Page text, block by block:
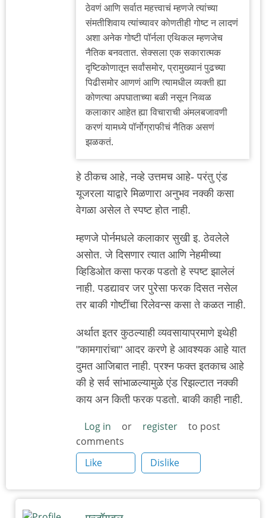
ठेवणं आणि सर्वात महत्त्वाचं म्हणजे त्यांच्या
संमतीशिवाय त्यांच्यावर कोणतीही गोष्ट न लादणं
अशा अनेक गोष्टी पॉर्नला एथिकल म्हणजेच
नैतिक बनवतात. सेक्सला एक सकारात्मक
दृष्टिकोणातून सर्वांसमोर, प्रामुख्यानं पुढच्या
पिढीसमोर आणणं आणि त्यामधील व्यक्ती ह्या
कोणत्या अपघाताच्या बळी नसून निव्वळ
कलाकार आहेत ह्या विचाराची अंमलबजावणी
करणं यामध्ये पॉर्नोग्राफीचं नैतिक असणं
झळकतं.
हे ठीकच आहे, नव्हे उत्तमच आहे- परंतु एंड
यूजरला याद्वारे मिळणारा अनुभव नक्की कसा
वेगळा असेल ते स्पष्ट होत नाही.
म्हणजे पोर्नमधले कलाकार सुखी इ. ठेवलेले
असोत. जे दिसणार त्यात आणि नेहमीच्या
व्हिडिओत कसा फरक पडतो हे स्पष्ट झालेलं
नाही. पडद्यावर जर पुरेसा फरक दिसत नसेल
तर बाकी गोष्टींचा रिलेवन्स कसा ते कळत नाही.
अर्थात इतर कुठल्याही व्यवसायाप्रमाणे इथेही
"कामगारांचा" आदर करणे हे आवश्यक आहे यात
दुमत आजिबात नाही. प्रश्न फक्त इतकाच आहे
की हे सर्व सांभाळल्यामुळे एंड रिझल्टात नक्की
काय अन किती फरक पडतो. बाकी काही नाही.
Log in or register
to post
comments
Like
Dislike